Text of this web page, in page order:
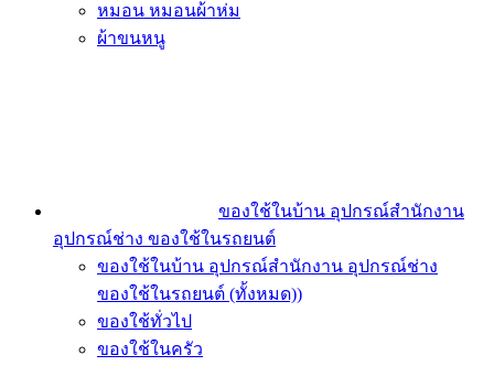
หมอน หมอนผ้าห่ม
ผ้าขนหนู
ของใช้ในบ้าน อุปกรณ์สำนักงาน
อุปกรณ์ช่าง ของใช้ในรถยนต์
ของใช้ในบ้าน อุปกรณ์สำนักงาน อุปกรณ์ช่าง
ของใช้ในรถยนต์ (ทั้งหมด))
ของใช้ทั่วไป
ของใช้ในครัว